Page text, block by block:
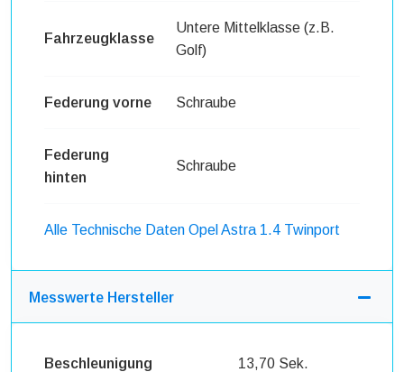
Fahrzeugklasse
Untere Mittelklasse (z.B.
Golf)
Federung vorne Schraube
Federung
hinten
Schraube
Alle Technische Daten Opel Astra 1.4 Twinport
Messwerte Hersteller
Beschleunigung 13,70 Sek.